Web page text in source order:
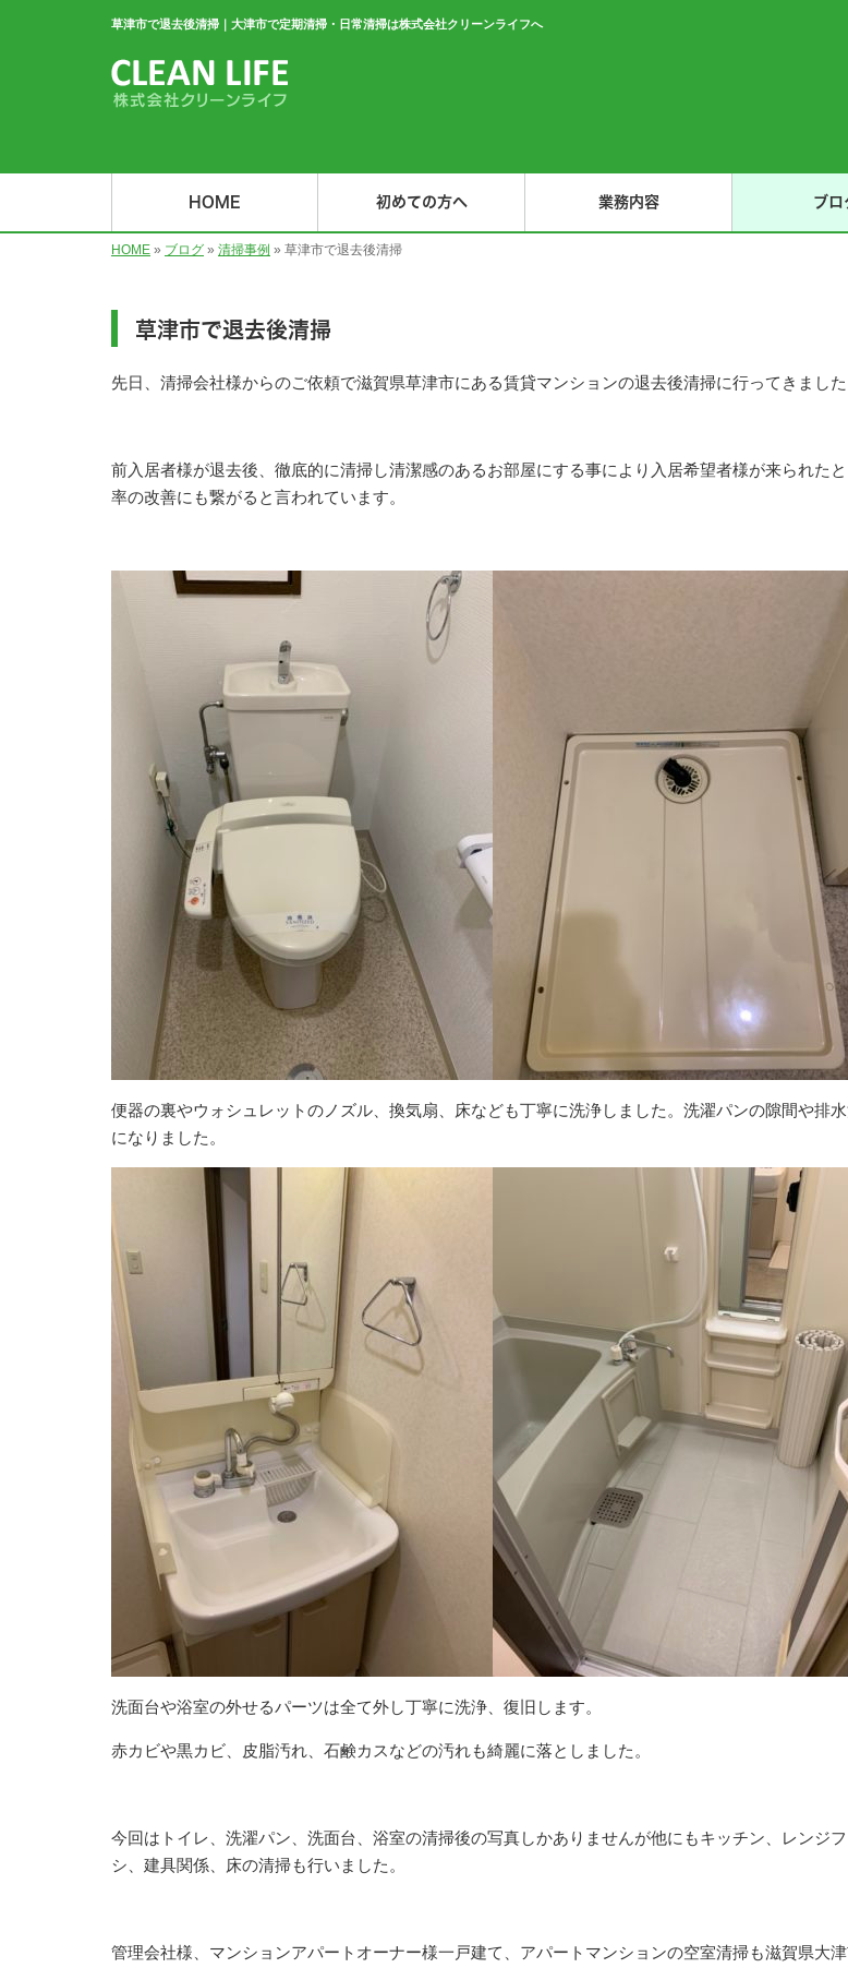
草津市で退去後清掃｜大津市で定期清掃・日常清掃は株式会社クリーンライフへ
HOME 初めての方へ 業務内容 ブロ
HOME » ブログ » 清掃事例 » 草津市で退去後清掃
草津市で退去後清掃
先日、清掃会社様からのご依頼で滋賀県草津市にある賃貸マンションの退去後清掃に行ってきました
前入居者様が退去後、徹底的に清掃し清潔感のあるお部屋にする事により入居希望者様が来られた
率の改善にも繋がると言われています。
便器の裏やウォシュレットのノズル、換気扇、床なども丁寧に洗浄しました。洗濯パンの隙間や排
になりました。
洗面台や浴室の外せるパーツは全て外し丁寧に洗浄、復旧します。
赤カビや黒カビ、皮脂汚れ、石鹸カスなどの汚れも綺麗に落としました。
今回はトイレ、洗濯パン、洗面台、浴室の清掃後の写真しかありませんが他にもキッチン、レンジ
シ、建具関係、床の清掃も行いました。
管理会社様、マンションアパートオーナー様一戸建て、アパートマンションの空室清掃も滋賀県大